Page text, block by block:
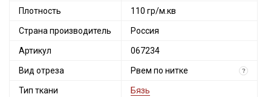
Плотность 110 гр/м.кв
Страна производитель Россия
Артикул 067234
Вид отреза Рвем по нитке ?
Тип ткани Бязь